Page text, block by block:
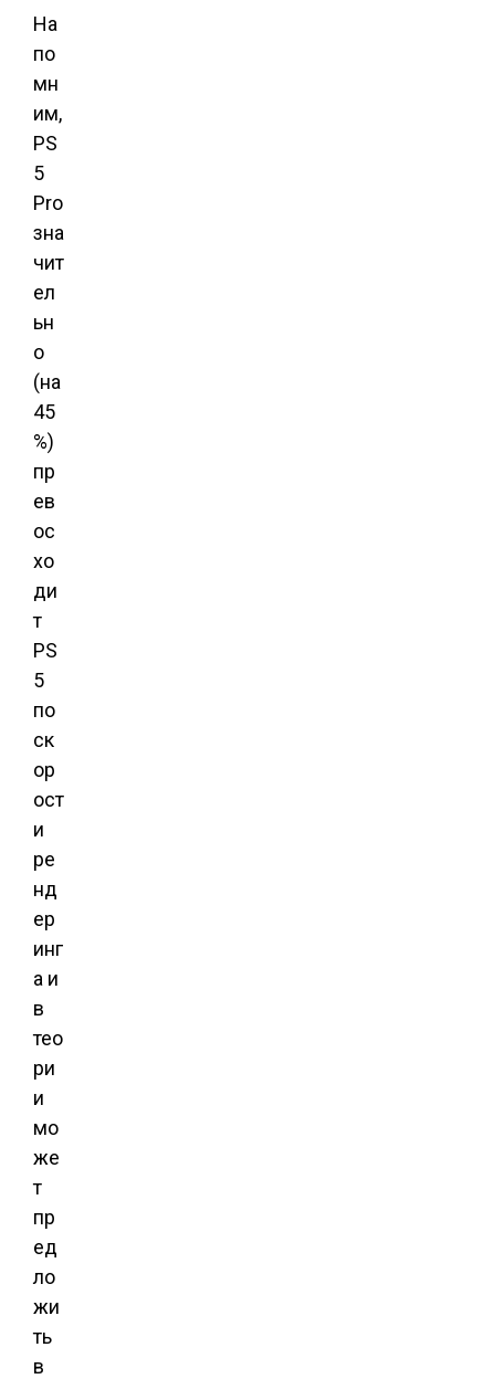
На
по
мн
им,
PS
5
Pro
зна
чит
ел
ьн
о
(на
45
%)
пр
ев
ос
хо
ди
т
PS
5
по
ск
ор
ост
и
ре
нд
ер
инг
а и
в
тео
ри
и
мо
же
т
пр
ед
ло
жи
ть
в